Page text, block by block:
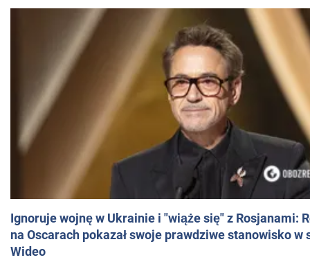
Ignoruje wojnę w Ukrainie i "wiąże się" z Rosjanami:
na Oscarach pokazał swoje prawdziwe stanowisko w
Wideo